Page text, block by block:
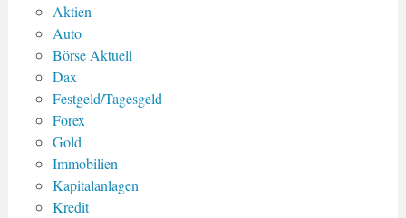
Aktien
Auto
Börse Aktuell
Dax
Festgeld/Tagesgeld
Forex
Gold
Immobilien
Kapitalanlagen
Kredit